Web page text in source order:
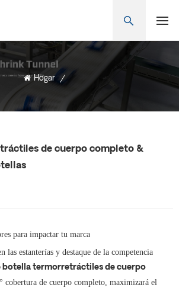
Hogar /
de cuerpo completo &
para impactar tu marca
las estanterías y destaque de la competencia
botella termorretráctiles de cuerpo
cobertura de cuerpo completo, maximizará el